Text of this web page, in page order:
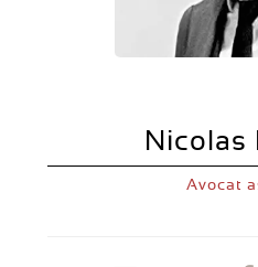
Nicolas
Avocat